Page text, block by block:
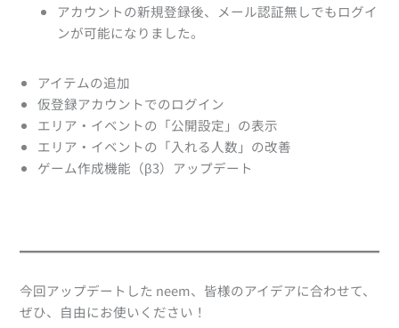
アカウントの新規登録後、メール認証無しでもログイ
ンが可能になりました。
アイテムの追加
仮登録アカウントでのログイン
エリア・イベントの「公開設定」の表示
エリア・イベントの「入れる人数」の改善
ゲーム作成機能（β3）アップデート
今回アップデートした neem、皆様のアイデアに合わせて、
ぜひ、自由にお使いください！